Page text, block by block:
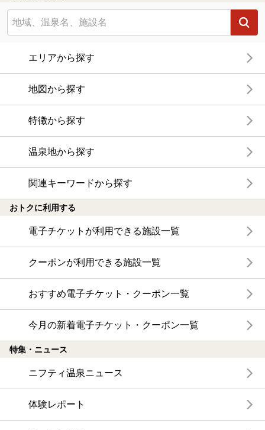
エリアから探す
地図から探す
特徴から探す
温泉地から探す
関連キーワードから探す
おトクに利用する
電子チケットが利用できる施設一覧
クーポンが利用できる施設一覧
おすすめ電子チケット・クーポン一覧
今月の新着電子チケット・クーポン一覧
特集・ニュース
ニフティ温泉ニュース
体験レポート